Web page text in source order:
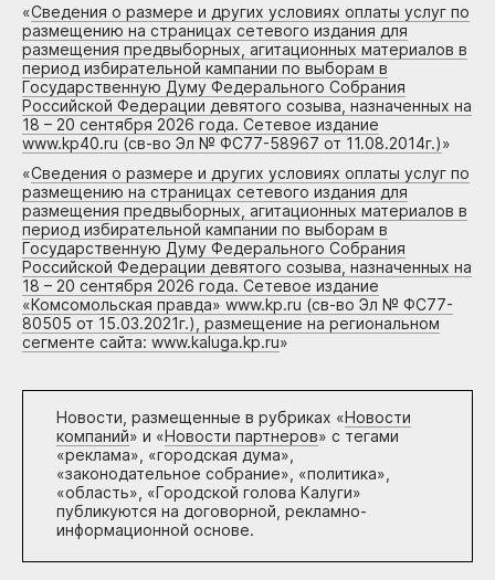
«Сведения о размере и других условиях оплаты услуг по
размещению на страницах сетевого издания для
размещения предвыборных, агитационных материалов в
период избирательной кампании по выборам в
Государственную Думу Федерального Собрания
Российской Федерации девятого созыва, назначенных на
18 – 20 сентября 2026 года. Сетевое издание
www.kp40.ru (св-во Эл № ФС77-58967 от 11.08.2014г.)»
«Сведения о размере и других условиях оплаты услуг по
размещению на страницах сетевого издания для
размещения предвыборных, агитационных материалов в
период избирательной кампании по выборам в
Государственную Думу Федерального Собрания
Российской Федерации девятого созыва, назначенных на
18 – 20 сентября 2026 года. Сетевое издание
«Комсомольская правда» www.kp.ru (св-во Эл № ФС77-
80505 от 15.03.2021г.), размещение на региональном
сегменте сайта: www.kaluga.kp.ru»
Новости, размещенные в рубриках «Новости
компаний» и «Новости партнеров» с тегами
«реклама», «городская дума»,
«законодательное собрание», «политика»,
«область», «Городской голова Калуги»
публикуются на договорной, рекламно-
информационной основе.